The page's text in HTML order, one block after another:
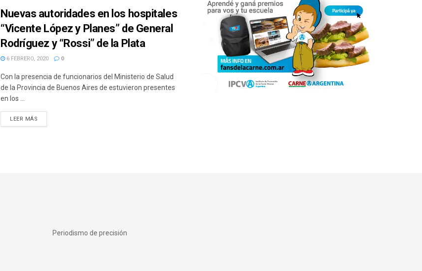
Nuevas autoridades en los hospitales
“Vicente López y Planes” de General
Rodríguez y “Rossi” de la Plata
6 FEBRERO, 2020 0
Con la presencia de funcionarios del Ministerio de Salud
de la Provincia de Buenos Aires de estuvieron presentes
en los ...
LEER MÁS
Periodismo de precisión